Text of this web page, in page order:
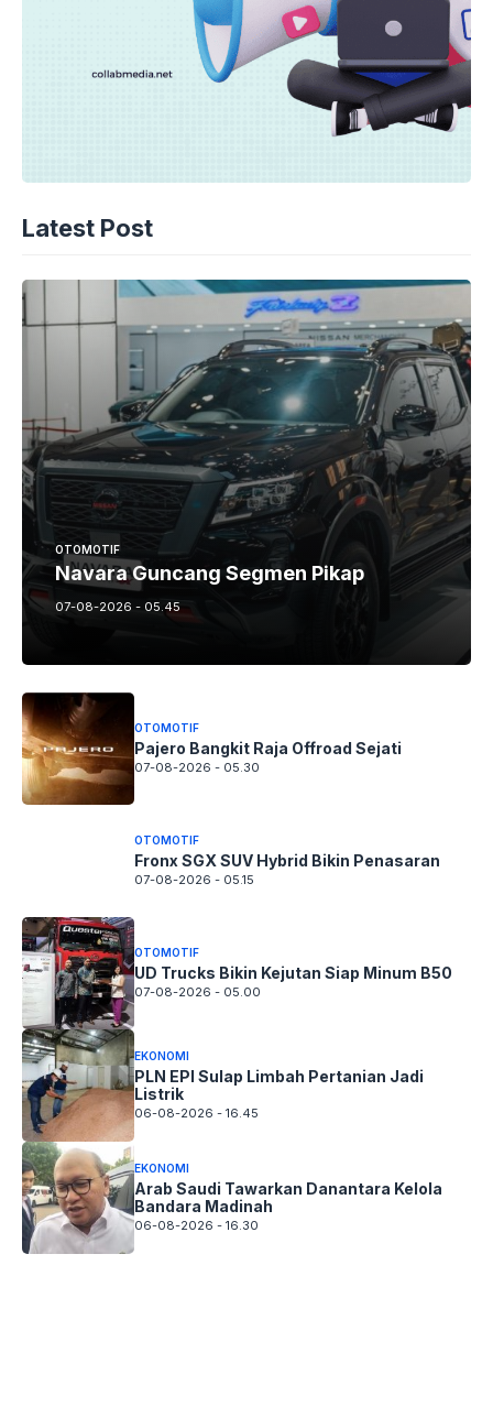
Latest Post
OTOMOTIF
Navara Guncang Segmen Pikap
07-08-2026 - 05.45
OTOMOTIF
Pajero Bangkit Raja Offroad Sejati
07-08-2026 - 05.30
OTOMOTIF
Fronx SGX SUV Hybrid Bikin Penasaran
07-08-2026 - 05.15
OTOMOTIF
UD Trucks Bikin Kejutan Siap Minum B50
07-08-2026 - 05.00
EKONOMI
PLN EPI Sulap Limbah Pertanian Jadi
Listrik
06-08-2026 - 16.45
EKONOMI
Arab Saudi Tawarkan Danantara Kelola
Bandara Madinah
06-08-2026 - 16.30